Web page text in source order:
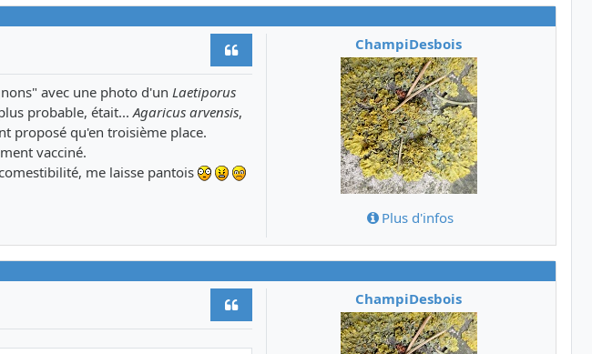
ChampiDesbois
Plus d'infos
avec une photo d'un Laetiporus
probable, était... Agaricus arvensis,
proposé qu'en troisième place.
vacciné.
me laisse pantois
ChampiDesbois